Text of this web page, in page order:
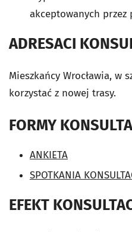
akceptowanych przez
ADRESACI
Mieszkańcy Wrocławia, w
korzystać z nowej trasy.
FORMY
ANKIETA
SPOTKANIA
EFEKT